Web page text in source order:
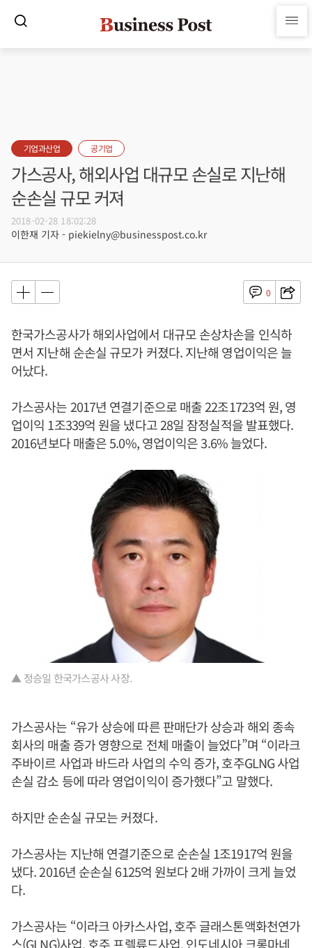
기업과산업 공기업
가스공사, 해외사업 대규모 손실로 지난해
순손실 규모 커져
2018-02-28 18:02:28
이한재 기자 - piekielny@businesspost.co.kr
0
한국가스공사가 해외사업에서 대규모 손상차손을 인식하
면서 지난해 순손실 규모가 커졌다. 지난해 영업이익은 늘
어났다.
가스공사는 2017년 연결기준으로 매출 22조1723억 원, 영
업이익 1조339억 원을 냈다고 28일 잠정실적을 발표했다.
2016년보다 매출은 5.0%, 영업이익은 3.6% 늘었다.
▲ 정승일 한국가스공사 사장.
가스공사는 “유가 상승에 따른 판매단가 상승과 해외 종속
회사의 매출 증가 영향으로 전체 매출이 늘었다”며 “이라크
주바이르 사업과 바드라 사업의 수익 증가, 호주GLNG 사업
손실 감소 등에 따라 영업이익이 증가했다”고 말했다.
하지만 순손실 규모는 커졌다.
가스공사는 지난해 연결기준으로 순손실 1조1917억 원을
냈다. 2016년 순손실 6125억 원보다 2배 가까이 크게 늘었
다.
가스공사는 “이라크 아카스사업, 호주 글래스톤액화천연가
스(GLNG)사업, 호주 프렐류드사업, 인도네시아 크롱마네